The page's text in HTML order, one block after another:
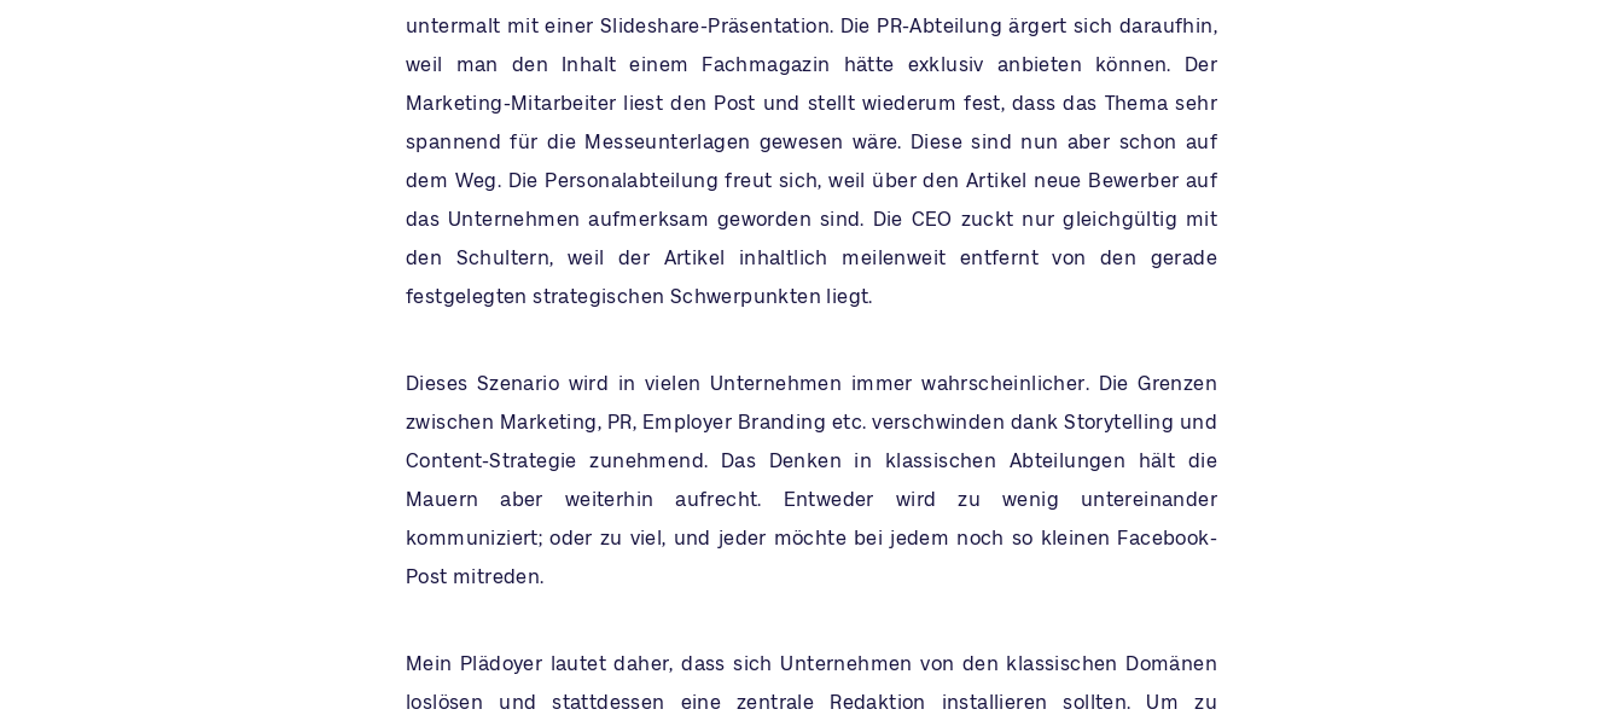
untermalt mit einer Slideshare-Präsentation. Die PR-Abteilung ärgert sich daraufhin,
weil man den Inhalt einem Fachmagazin hätte exklusiv anbieten können. Der
Marketing-Mitarbeiter liest den Post und stellt wiederum fest, dass das Thema sehr
spannend für die Messeunterlagen gewesen wäre. Diese sind nun aber schon auf
dem Weg. Die Personalabteilung freut sich, weil über den Artikel neue Bewerber auf
das Unternehmen aufmerksam geworden sind. Die CEO zuckt nur gleichgültig mit
den Schultern, weil der Artikel inhaltlich meilenweit entfernt von den gerade
festgelegten strategischen Schwerpunkten liegt.
Dieses Szenario wird in vielen Unternehmen immer wahrscheinlicher. Die Grenzen
zwischen Marketing, PR, Employer Branding etc. verschwinden dank Storytelling und
Content-Strategie zunehmend. Das Denken in klassischen Abteilungen hält die
Mauern aber weiterhin aufrecht. Entweder wird zu wenig untereinander
kommuniziert; oder zu viel, und jeder möchte bei jedem noch so kleinen Facebook-
Post mitreden.
Mein Plädoyer lautet daher, dass sich Unternehmen von den klassischen Domänen
loslösen und stattdessen eine zentrale Redaktion installieren sollten. Um zu